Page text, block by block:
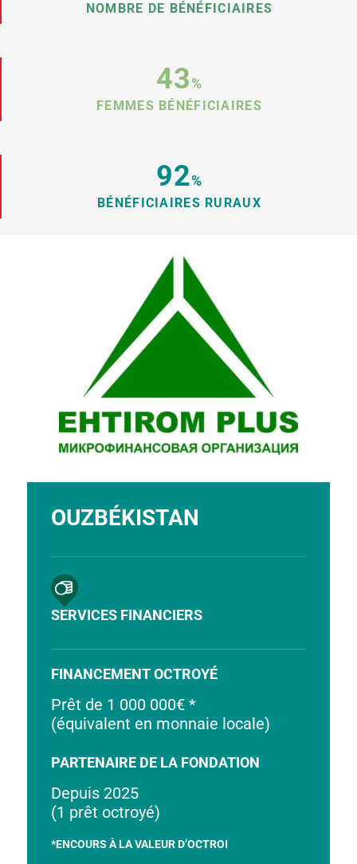
NOMBRE DE BÉNÉFICIAIRES
43%
FEMMES BÉNÉFICIAIRES
92%
BÉNÉFICIAIRES RURAUX
OUZBÉKISTAN
SERVICES FINANCIERS
FINANCEMENT OCTROYÉ
Prêt de 1 000 000€ *
(équivalent en monnaie locale)
PARTENAIRE DE LA FONDATION
Depuis 2025
(1 prêt octroyé)
*ENCOURS À LA VALEUR D’OCTROI